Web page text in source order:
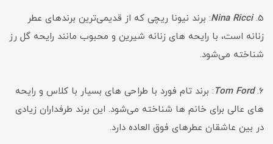
5.
Nina Ricci: برند نیونا ریچی که از قدیمی‌ترین برندهای عطر
زنانه است، با رایحه های زنانه شیرین و محبوب مانند رایحه گل رز
شناخته می‌شود.
6.
Tom Ford: برند تام فورد با طراحی های بسیار با کلاس و رایحه
های عالی برای خانم ها شناخته می‌شود. این برند طرفداران زیادی
در بین عاشقان عطرهای فوق العاده دارد.